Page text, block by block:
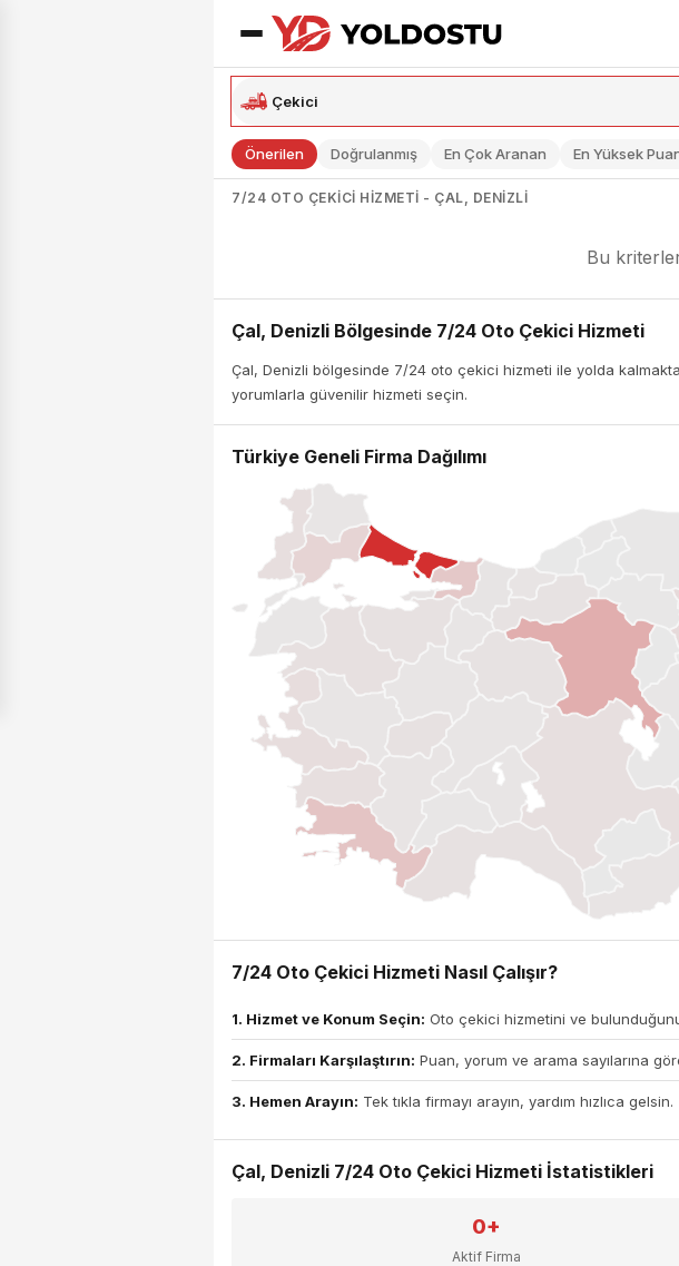
Önerilen Doğrulanmış En Çok Aranan En Yüksek
7/24 OTO ÇEKICI HIZMETI - ÇAL, DENIZLI
Bu
Çal, Denizli Bölgesinde 7/24 Oto Çekici Hizmeti
Çal, Denizli bölgesinde 7/24 oto çekici hizmeti ile yolda
yorumlarla güvenilir hizmeti seçin.
Türkiye Geneli Firma Dağılımı
7/24 Oto Çekici Hizmeti Nasıl Çalışır?
1. Hizmet ve Konum Seçin: Oto çekici hizmetini ve
2. Firmaları Karşılaştırın: Puan, yorum ve arama sayılarına
3. Hemen Arayın: Tek tıkla firmayı arayın, yardım hızlıca gelsin.
Çal, Denizli 7/24 Oto Çekici Hizmeti İstatistikleri
0+
Aktif Firma